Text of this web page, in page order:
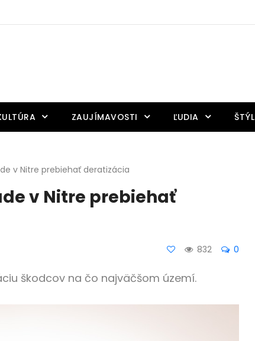
ZAUJÍMAVOSTI ĽUDIA ŠTÝL
v Nitre prebiehať deratizácia
v Nitre prebiehať
832 0
škodcov na čo najväčšom území.